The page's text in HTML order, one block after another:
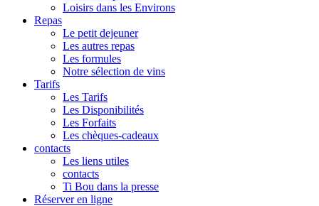
Loisirs dans les Environs
Repas
Le petit dejeuner
Les autres repas
Les formules
Notre sélection de vins
Tarifs
Les Tarifs
Les Disponibilités
Les Forfaits
Les chèques-cadeaux
contacts
Les liens utiles
contacts
Ti Bou dans la presse
Réserver en ligne